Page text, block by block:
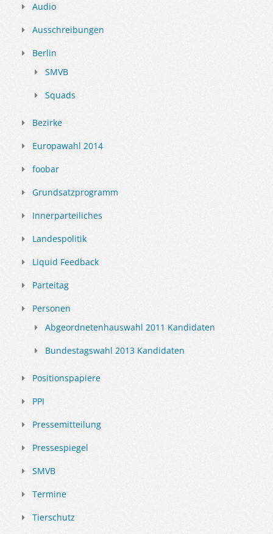
Audio
Ausschreibungen
Berlin
SMVB
Squads
Bezirke
Europawahl 2014
foobar
Grundsatzprogramm
Innerparteiliches
Landespolitik
Liquid Feedback
Parteitag
Personen
Abgeordnetenhauswahl 2011 Kandidaten
Bundestagswahl 2013 Kandidaten
Positionspapiere
PPI
Pressemitteilung
Pressespiegel
SMVB
Termine
Tierschutz